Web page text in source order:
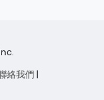
絡我們 |